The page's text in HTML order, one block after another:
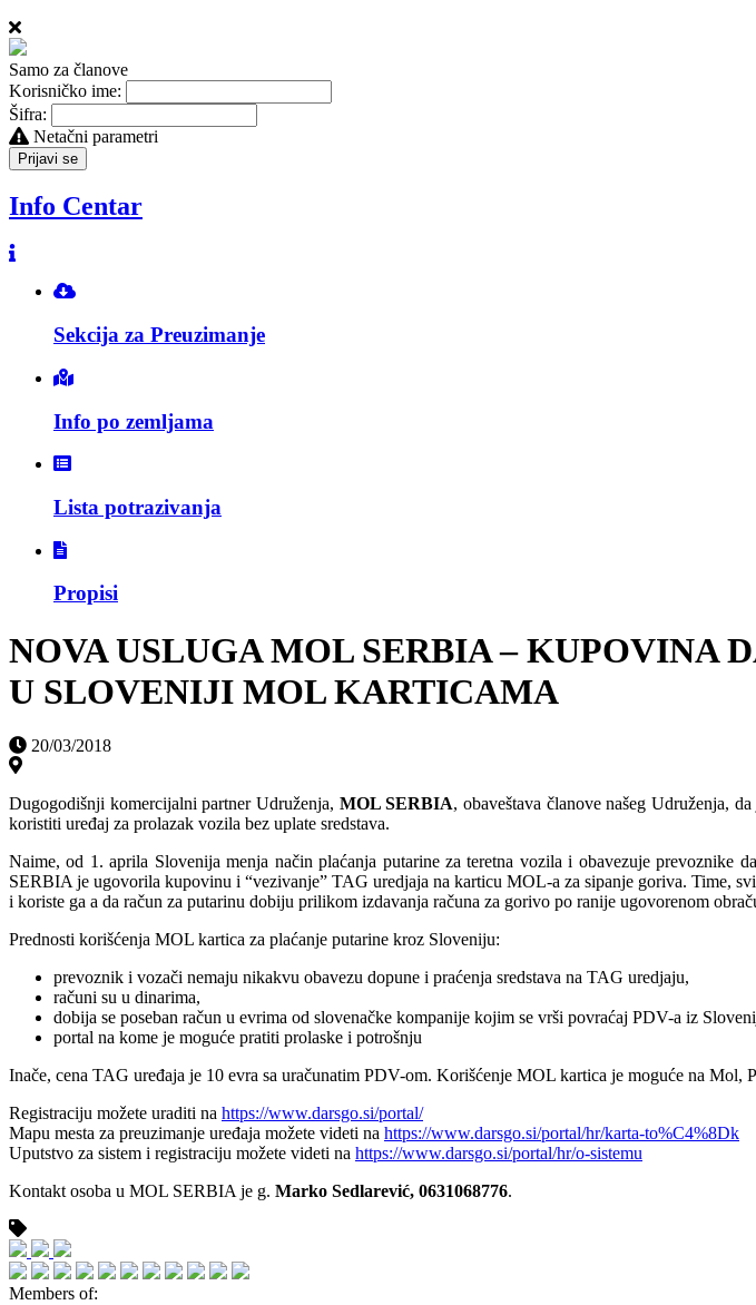
Samo za članove
Korisničko ime:
Šifra:
Netačni parametri
Prijavi se
Info Centar
Sekcija za Preuzimanje
Info po zemljama
Lista potrazivanja
Propisi
NOVA USLUGA MOL SERBIA – KUPOVINA
U SLOVENIJI MOL KARTICAMA
20/03/2018
Dugogodišnji komercijalni partner Udruženja, MOL SERBIA, obaveštava članove našeg Udruženja,
koristiti uređaj za prolazak vozila bez uplate sredstava.
Naime, od 1. aprila Slovenija menja način plaćanja putarine za teretna vozila i obavezuje
SERBIA je ugovorila kupovinu i “vezivanje” TAG uredjaja na karticu MOL-a za sipanje goriva. Time,
i koriste ga a da račun za putarinu dobiju prilikom izdavanja računa za gorivo po ranije ugovorenom
Prednosti korišćenja MOL kartica za plaćanje putarine kroz Sloveniju:
prevoznik i vozači nemaju nikakvu obavezu dopune i praćenja sredstava na TAG uredjaju,
računi su u dinarima,
dobija se poseban račun u evrima od slovenačke kompanije kojim se vrši povraćaj PDV-a iz
portal na kome je moguće pratiti prolaske i potrošnju
Inače, cena TAG uređaja je 10 evra sa uračunatim PDV-om. Korišćenje MOL kartica je moguće na
Registraciju možete uraditi na https://www.darsgo.si/portal/
Mapu mesta za preuzimanje uređaja možete videti na https://www.darsgo.si/portal/hr/karta-to%C4%8Dk
Uputstvo za sistem i registraciju možete videti na https://www.darsgo.si/portal/hr/o-sistemu
Kontakt osoba u MOL SERBIA je g. Marko Sedlarević, 0631068776.
Members of: